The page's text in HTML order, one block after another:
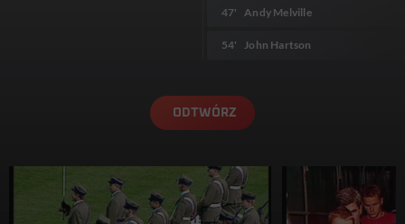
Andy Melville
47'
John Hartson
54'
ODTWÓRZ